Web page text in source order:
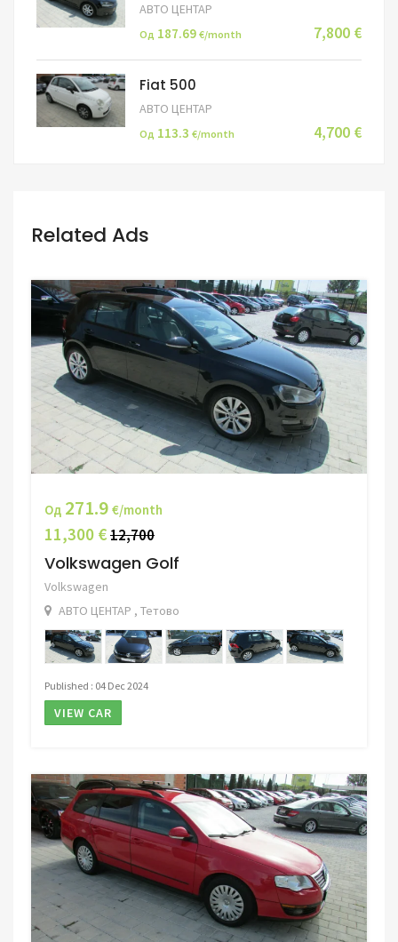
АВТО ЦЕНТАР
Од 187.69 €/month 7,800 €
Fiat 500
АВТО ЦЕНТАР
Од 113.3 €/month 4,700 €
Related Ads
Од 271.9 €/month
11,300 €12,700
Volkswagen Golf
Volkswagen
АВТО ЦЕНТАР , Тетово
Published : 04 Dec 2024
VIEW CAR